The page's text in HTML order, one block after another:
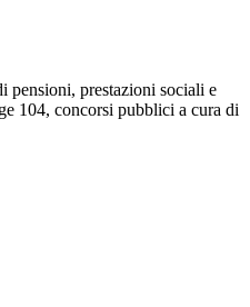
pensioni, prestazioni sociali e
104, concorsi pubblici a cura di